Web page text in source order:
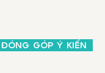
ĐÓNG GÓP Ý KIẾN